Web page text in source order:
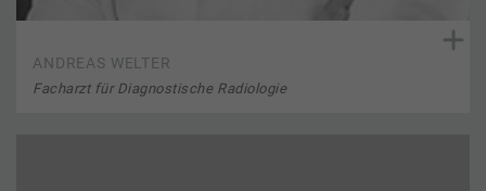
ANDREAS WELTER
Facharzt für Diagnostische Radiologie